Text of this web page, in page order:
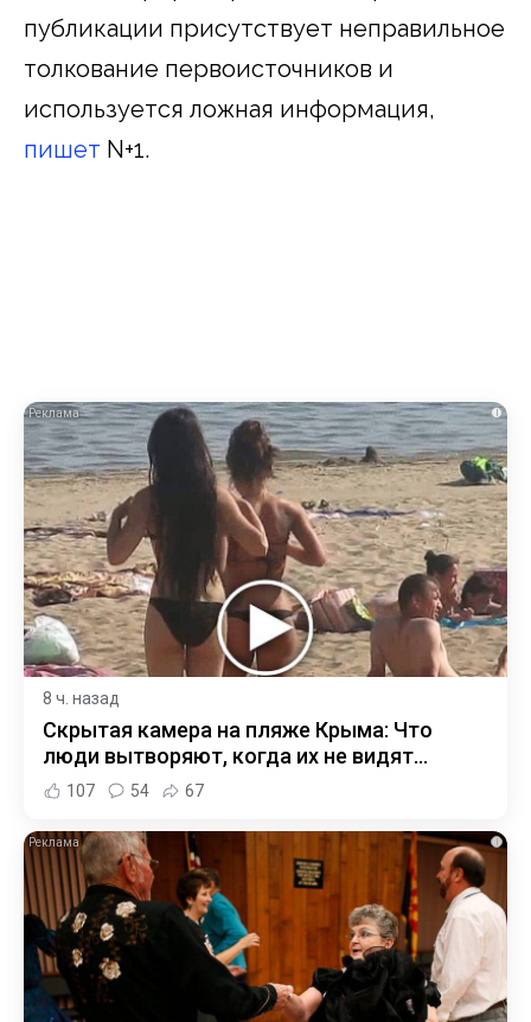
публикации присутствует неправильное
толкование первоисточников и
используется ложная информация,
пишет N+1.
i
8 ч. назад
Скрытая камера на пляже Крыма: Что
люди вытворяют, когда их не видят...
107 54 67
i